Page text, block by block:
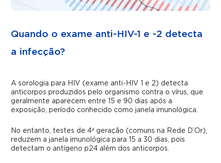
Quando o exame anti-HIV-1 e -2 detecta
a infecção?
A sorologia para HIV (exame anti-HIV 1 e 2) detecta
anticorpos produzidos pelo organismo contra o vírus, que
geralmente aparecem entre 15 e 90 dias após a
exposição, período conhecido como janela imunológica.
No entanto, testes de 4ª geração (comuns na Rede D’Or),
reduzem a janela imunológica para 15 a 30 dias, pois
detectam o antígeno p24 além dos anticorpos.